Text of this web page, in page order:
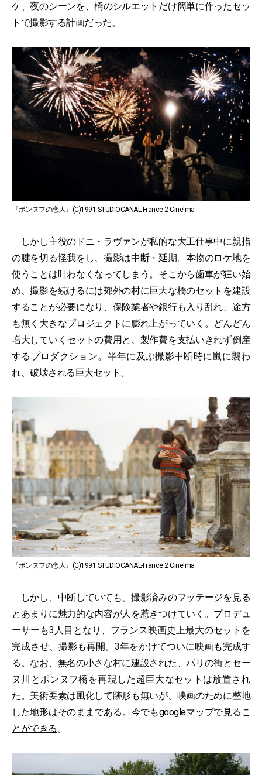
ケ、夜のシーンを、橋のシルエットだけ簡単に作ったセッ
トで撮影する計画だった。
『ポンヌフの恋人』(C)1991 STUDIOCANAL-France 2 Cine'ma
しかし主役のドニ・ラヴァンが私的な大工仕事中に親指
の腱を切る怪我をし、撮影は中断・延期。本物のロケ地を
使うことは叶わなくなってしまう。そこから歯車が狂い始
め、撮影を続けるには郊外の村に巨大な橋のセットを建設
することが必要になり、保険業者や銀行も入り乱れ、途方
も無く大きなプロジェクトに膨れ上がっていく。どんどん
増大していくセットの費用と、製作費を支払いきれず倒産
するプロダクション。半年に及ぶ撮影中断時に嵐に襲わ
れ、破壊される巨大セット。
『ポンヌフの恋人』(C)1991 STUDIOCANAL-France 2 Cine'ma
しかし、中断していても、撮影済みのフッテージを見る
とあまりに魅力的な内容が人を惹きつけていく。プロデュ
ーサーも3人目となり、フランス映画史上最大のセットを
完成させ、撮影も再開。3年をかけてついに映画も完成す
る。なお、無名の小さな村に建設された、パリの街とセー
ヌ川とポンヌフ橋を再現した超巨大なセットは放置され
た。美術要素は風化して跡形も無いが、映画のために整地
した地形はそのままである。今でもgoogleマップで見るこ
とができる。